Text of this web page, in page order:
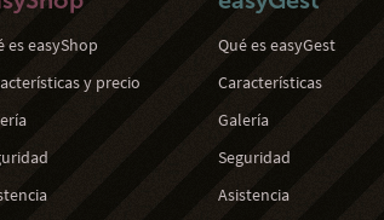
es easyShop
y precio
Qué es easyGest
Características
Galería
Seguridad
Asistencia